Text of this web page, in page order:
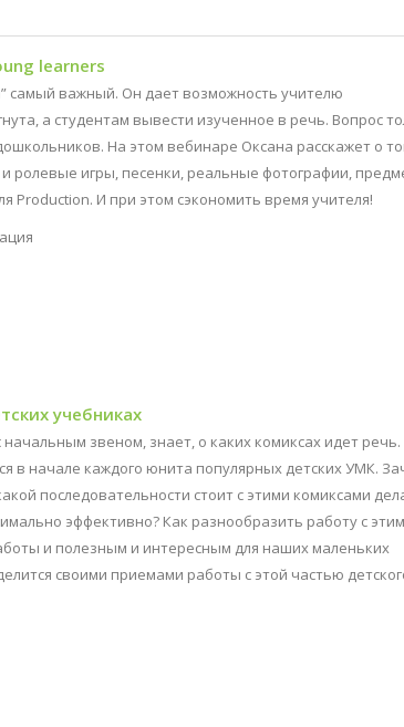
learners
самый важный. Он дает возможность учителю
а студентам вывести изученное в речь. Вопрос
На этом вебинаре Оксана расскажет о
ролевые игры, песенки, реальные фотографии,
Production. И при этом сэкономить время учителя!
учебниках
звеном, знает, о каких комиксах идет
в начале каждого юнита популярных детских УМК.
последовательности стоит с этими комиксами
эффективно? Как разнообразить работу с
и полезным и интересным для наших маленьких
своими приемами работы с этой частью